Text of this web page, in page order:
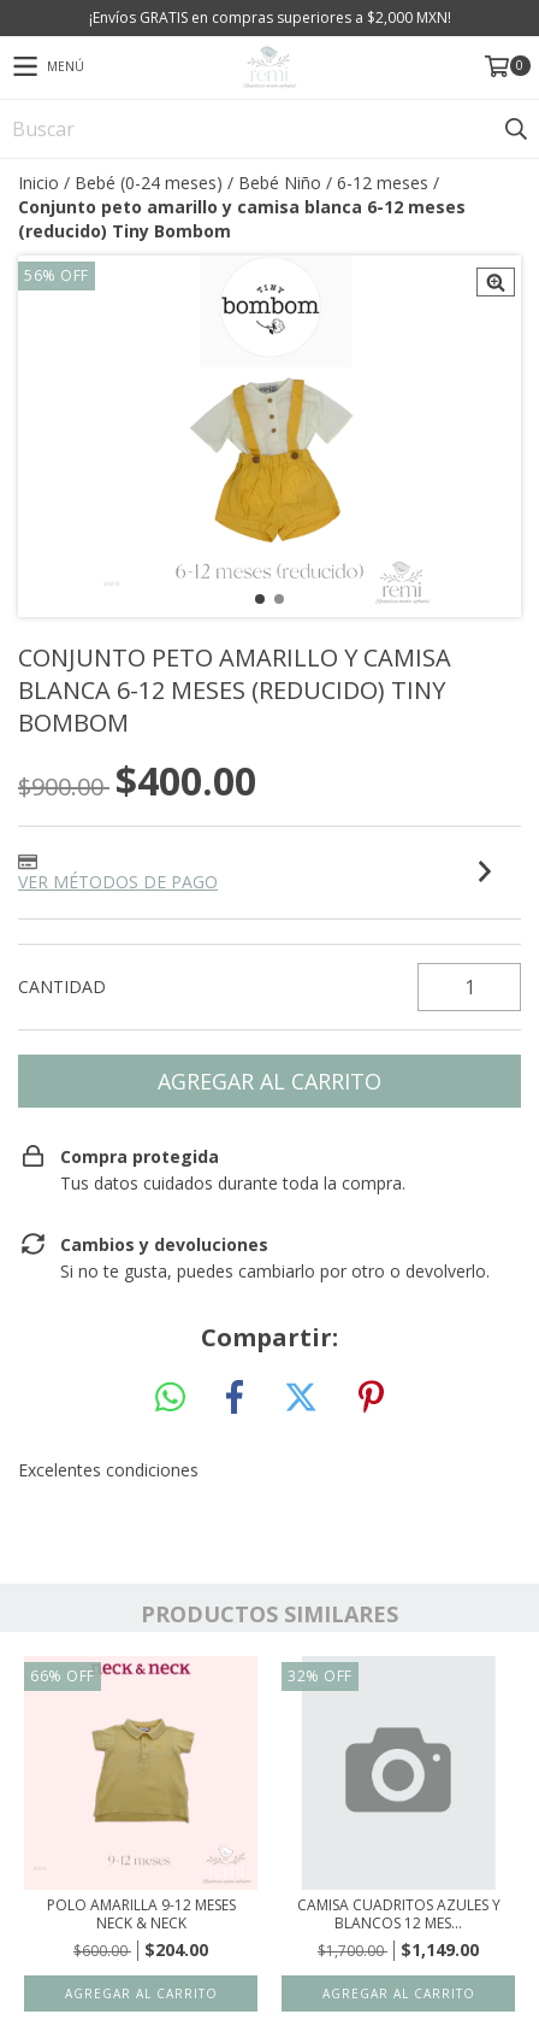
¡Envíos GRATIS en compras superiores a $2,000 MXN!
MENÚ 0
Inicio / Bebé (0-24 meses) / Bebé Niño / 6-12 meses /
Conjunto peto amarillo y camisa blanca 6-12 meses
(reducido) Tiny Bombom
56% OFF
CONJUNTO PETO AMARILLO Y CAMISA
BLANCA 6-12 MESES (REDUCIDO) TINY
BOMBOM
$900.00 $400.00
VER MÉTODOS DE PAGO
CANTIDAD
Compra protegida
Tus datos cuidados durante toda la compra.
Cambios y devoluciones
Si no te gusta, puedes cambiarlo por otro o devolverlo.
Compartir:
Excelentes condiciones
PRODUCTOS SIMILARES
66% OFF
POLO AMARILLA 9-12 MESES
NECK & NECK
$600.00
$204.00
32% OFF
CAMISA CUADRITOS AZULES Y
BLANCOS 12 MES...
$1,700.00
$1,149.00